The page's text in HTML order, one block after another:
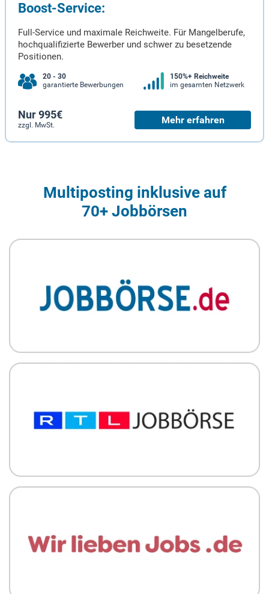
Boost-Service:
Full-Service und maximale Reichweite. Für Mangelberufe,
hochqualifizierte Bewerber und schwer zu besetzende
Positionen.
20 - 30
garantierte Bewerbungen
150%+ Reichweite
im gesamten Netzwerk
Nur 995€
zzgl. MwSt. Mehr erfahren
Multiposting inklusive auf
70+ Jobbörsen